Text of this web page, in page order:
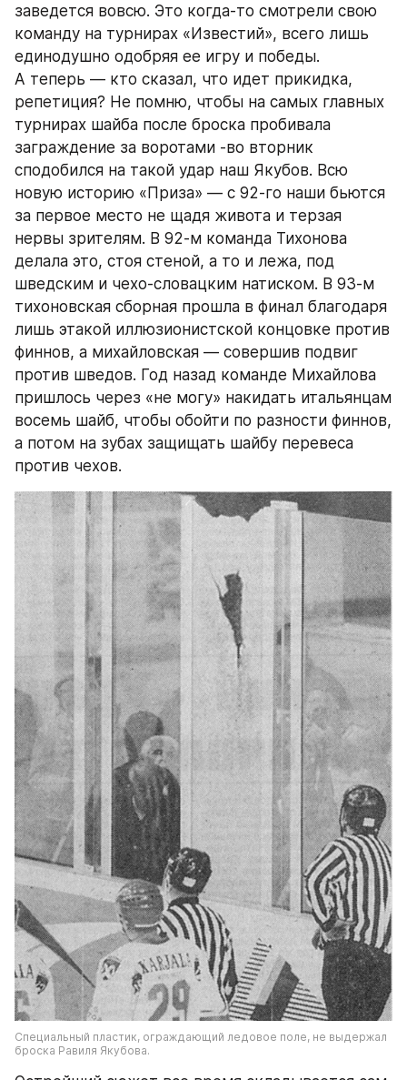
заведется вовсю. Это когда-то смотрели свою
команду на турнирах «Известий», всего лишь
единодушно одобряя ее игру и победы.
А теперь — кто сказал, что идет прикидка,
репетиция? Не помню, чтобы на самых главных
турнирах шайба после броска пробивала
заграждение за воротами -во вторник
сподобился на такой удар наш Якубов. Всю
новую историю «Приза» — с 92-го наши бьются
за первое место не щадя живота и терзая
нервы зрителям. В 92-м команда Тихонова
делала это, стоя стеной, а то и лежа, под
шведским и чехо-словацким натиском. В 93-м
тихоновская сборная прошла в финал благодаря
лишь этакой иллюзионистской концовке против
финнов, а михайловская — совершив подвиг
против шведов. Год назад команде Михайлова
пришлось через «не могу» накидать итальянцам
восемь шайб, чтобы обойти по разности финнов,
а потом на зубах защищать шайбу перевеса
против чехов.
Специальный пластик, ограждающий ледовое поле, не выдержал
броска Равиля Якубова.